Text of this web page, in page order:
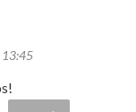
13:45